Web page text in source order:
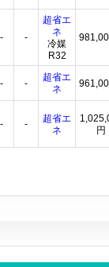
- -
超省エ
ネ
冷媒
R32
- -
超省エ
ネ
- -
超省エ
ネ
円